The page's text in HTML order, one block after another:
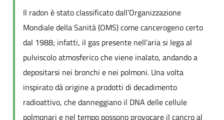
Il radon è stato classificato dall’Organizzazione
Mondiale della Sanità (OMS) come cancerogeno certo
dal 1988; infatti, il gas presente nell’aria si lega al
pulviscolo atmosferico che viene inalato, andando a
depositarsi nei bronchi e nei polmoni. Una volta
inspirato dà origine a prodotti di decadimento
radioattivo, che danneggiano il DNA delle cellule
polmonari e nel tempo possono provocare il cancro al